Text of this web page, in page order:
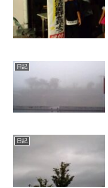
日記
日記